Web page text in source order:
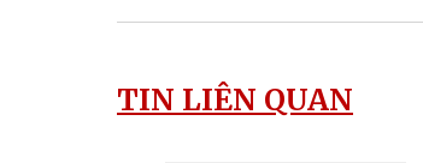
TIN LIÊN QUAN